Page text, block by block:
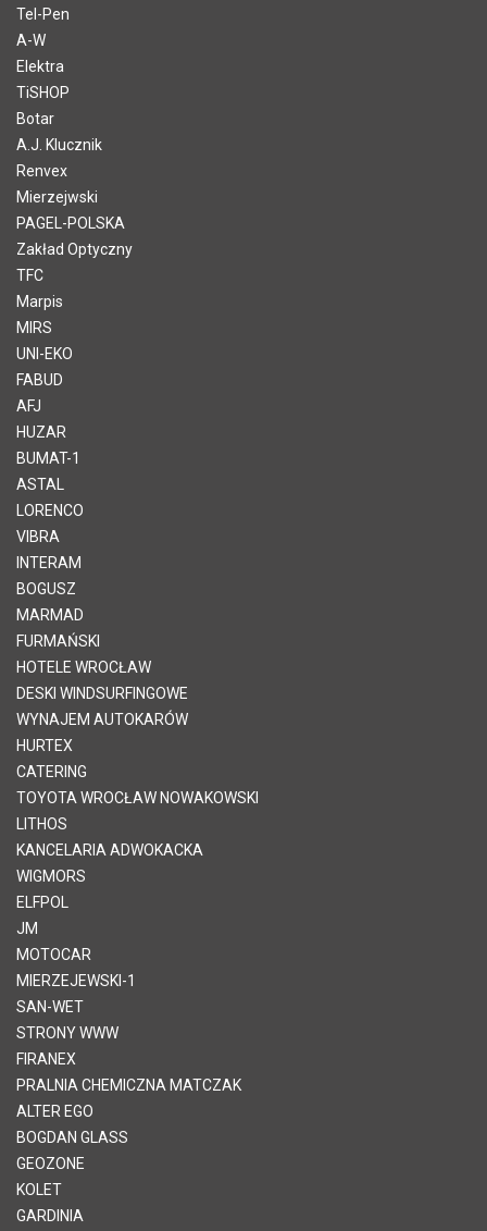
Tel-Pen
A-W
Elektra
TiSHOP
Botar
A.J. Klucznik
Renvex
Mierzejwski
PAGEL-POLSKA
Zakład Optyczny
TFC
Marpis
MIRS
UNI-EKO
FABUD
AFJ
HUZAR
BUMAT-1
ASTAL
LORENCO
VIBRA
INTERAM
BOGUSZ
MARMAD
FURMAŃSKI
HOTELE WROCŁAW
DESKI WINDSURFINGOWE
WYNAJEM AUTOKARÓW
HURTEX
CATERING
TOYOTA WROCŁAW NOWAKOWSKI
LITHOS
KANCELARIA ADWOKACKA
WIGMORS
ELFPOL
JM
MOTOCAR
MIERZEJEWSKI-1
SAN-WET
STRONY WWW
FIRANEX
PRALNIA CHEMICZNA MATCZAK
ALTER EGO
BOGDAN GLASS
GEOZONE
KOLET
GARDINIA